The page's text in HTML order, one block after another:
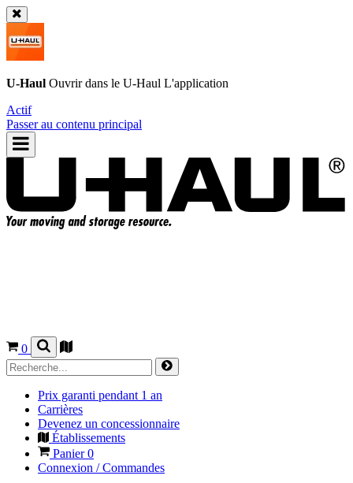
U-Haul Ouvrir dans le U-Haul L'application
Actif
Passer au contenu principal
0
Prix garanti pendant 1 an
Carrières
Devenez un concessionnaire
Établissements
Panier0
Connexion / Commandes